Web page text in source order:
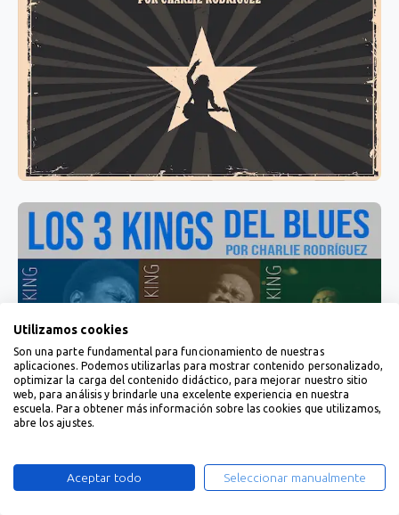
Utilizamos cookies
Son una parte fundamental para funcionamiento de nuestras
aplicaciones. Podemos utilizarlas para mostrar contenido personalizado,
optimizar la carga del contenido didáctico, para mejorar nuestro sitio
web, para análisis y brindarle una excelente experiencia en nuestra
escuela. Para obtener más información sobre las cookies que utilizamos,
abre los ajustes.
Aceptar todo Seleccionar manualmente